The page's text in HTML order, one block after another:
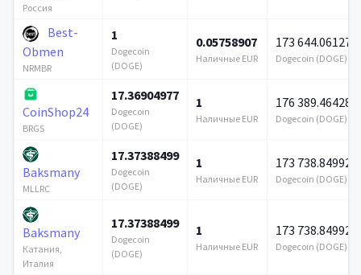
Россия
Best-
Obmen
NRMBR
1
Dogecoin
(DOGE)
0.05758907
Наличные EUR
173 644.061277
Dogecoin (DOGE)
CoinShop24
BRGS
17.36904977
Dogecoin
(DOGE)
1
Наличные EUR
176 389.46428
Dogecoin (DOGE)
Baksmany
MLLRC
17.37388499
Dogecoin
(DOGE)
1
Наличные EUR
173 738.849928
Dogecoin (DOGE)
Baksmany
Катания,
Италия
17.37388499
Dogecoin
(DOGE)
1
Наличные EUR
173 738.849928
Dogecoin (DOGE)